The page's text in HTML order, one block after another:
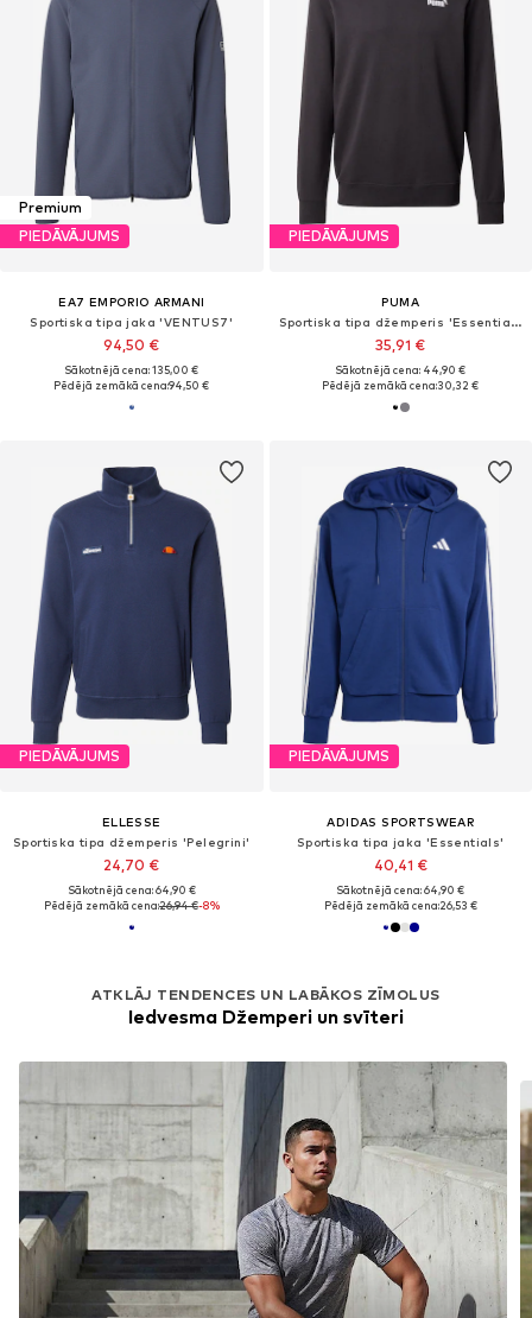
Premium
PIEDĀVĀJUMS
EA7 EMPORIO ARMANI
Sportiska tipa jaka 'VENTUS7'
94,50 €
Sākotnējā cena: 135,00 €
Pēdējā zemākā cena:94,50 €
PIEDĀVĀJUMS
PUMA
Sportiska tipa džemperis 'Essentials No. 1'
35,91 €
Sākotnējā cena: 44,90 €
Pēdējā zemākā cena:30,32 €
PIEDĀVĀJUMS
ELLESSE
Sportiska tipa džemperis 'Pelegrini'
24,70 €
Sākotnējā cena: 64,90 €
Pēdējā zemākā cena:26,94 €-8%
PIEDĀVĀJUMS
ADIDAS SPORTSWEAR
Sportiska tipa jaka 'Essentials'
40,41 €
Sākotnējā cena: 64,90 €
Pēdējā zemākā cena:26,53 €
ATKLĀJ TENDENCES UN LABĀKOS ZĪMOLUS
Iedvesma Džemperi un svīteri